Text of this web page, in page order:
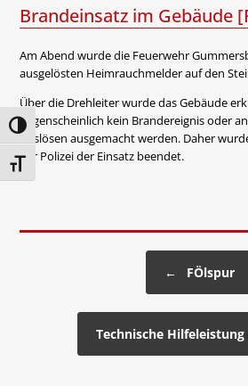
Umschalten auf hohe Kontraste
Schrift vergrößern
Brandeinsatz im Gebäude
Am Abend wurde die Feuerwehr
ausgelösten Heimrauchmelder auf den
Über die Drehleiter wurde das Gebäude
augenscheinlich kein Brandereignis oder
Auslösen ausgemacht werden. Daher
der Polizei der Einsatz beendet.
← FÖlspur
Technische Hilfeleistung